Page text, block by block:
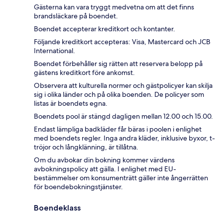
Gästerna kan vara tryggt medvetna om att det finns
brandsläckare på boendet.
Boendet accepterar kreditkort och kontanter.
Följande kreditkort accepteras: Visa, Mastercard och JCB
International.
Boendet förbehåller sig rätten att reservera belopp på
gästens kreditkort före ankomst.
Observera att kulturella normer och gästpolicyer kan skilja
sig i olika länder och på olika boenden. De policyer som
listas är boendets egna.
Boendets pool är stängd dagligen mellan 12.00 och 15.00.
Endast lämpliga badkläder får bäras i poolen i enlighet
med boendets regler. Inga andra kläder, inklusive byxor, t-
tröjor och långklänning, är tillåtna.
Om du avbokar din bokning kommer värdens
avbokningspolicy att gälla. I enlighet med EU-
bestämmelser om konsumenträtt gäller inte ångerrätten
för boendebokningstjänster.
Boendeklass